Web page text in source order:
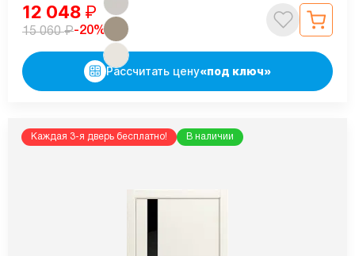
12 048 ₽
15 060₽-20%
Рассчитать цену«под ключ»
Каждая 3-я дверь бесплатно! В наличии